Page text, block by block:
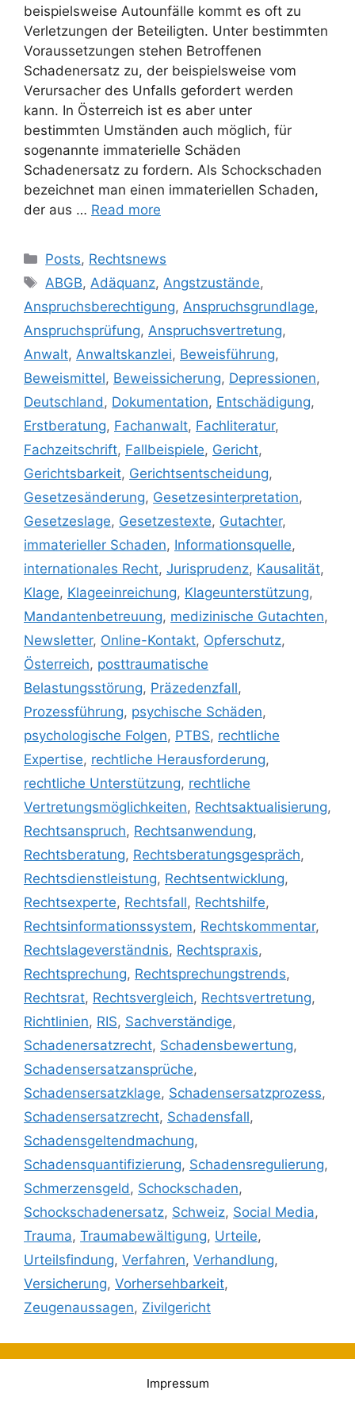
beispielsweise Autounfälle kommt es oft zu
Verletzungen der Beteiligten. Unter bestimmten
Voraussetzungen stehen Betroffenen
Schadenersatz zu, der beispielsweise vom
Verursacher des Unfalls gefordert werden
kann. In Österreich ist es aber unter
bestimmten Umständen auch möglich, für
sogenannte immaterielle Schäden
Schadenersatz zu fordern. Als Schockschaden
bezeichnet man einen immateriellen Schaden,
der aus … Read more
Posts, Rechtsnews
ABGB, Adäquanz, Angstzustände,
Anspruchsberechtigung, Anspruchsgrundlage,
Anspruchsprüfung, Anspruchsvertretung,
Anwalt, Anwaltskanzlei, Beweisführung,
Beweismittel, Beweissicherung, Depressionen,
Deutschland , Dokumentation, Entschädigung,
Erstberatung, Fachanwalt, Fachliteratur,
Fachzeitschrift, Fallbeispiele, Gericht,
Gerichtsbarkeit, Gerichtsentscheidung,
Gesetzesänderung, Gesetzesinterpretation,
Gesetzeslage, Gesetzestexte, Gutachter,
immaterieller Schaden, Informationsquelle,
internationales Recht, Jurisprudenz, Kausalität,
Klage, Klageeinreichung, Klageunterstützung,
Mandantenbetreuung, medizinische Gutachten,
Newsletter, Online-Kontakt, Opferschutz,
Österreich, posttraumatische
Belastungsstörung, Präzedenzfall,
Prozessführung, psychische Schäden,
psychologische Folgen, PTBS, rechtliche
Expertise, rechtliche Herausforderung,
rechtliche Unterstützung, rechtliche
Vertretungsmöglichkeiten, Rechtsaktualisierung,
Rechtsanspruch, Rechtsanwendung,
Rechtsberatung, Rechtsberatungsgespräch,
Rechtsdienstleistung, Rechtsentwicklung,
Rechtsexperte, Rechtsfall, Rechtshilfe,
Rechtsinformationssystem, Rechtskommentar,
Rechtslageverständnis, Rechtspraxis,
Rechtsprechung, Rechtsprechungstrends,
Rechtsrat, Rechtsvergleich, Rechtsvertretung,
Richtlinien, RIS, Sachverständige,
Schadenersatzrecht, Schadensbewertung,
Schadensersatzansprüche,
Schadensersatzklage, Schadensersatzprozess,
Schadensersatzrecht, Schadensfall,
Schadensgeltendmachung,
Schadensquantifizierung, Schadensregulierung,
Schmerzensgeld , Schockschaden,
Schockschadenersatz, Schweiz, Social Media,
Trauma, Traumabewältigung, Urteile,
Urteilsfindung, Verfahren, Verhandlung,
Versicherung, Vorhersehbarkeit,
Zeugenaussagen, Zivilgericht
Impressum